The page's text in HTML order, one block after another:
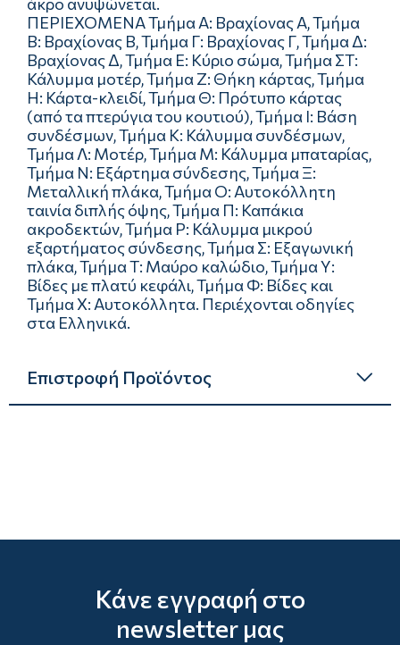
ΠΕΡΙΕΧΟΜΕΝΑ Τμήμα Α: Βραχίονας Α, Τμήμα
Β: Βραχίονας Β, Τμήμα Γ: Βραχίονας Γ, Τμήμα Δ:
Βραχίονας Δ, Τμήμα Ε: Κύριο σώμα, Τμήμα ΣΤ:
Κάλυμμα μοτέρ, Τμήμα Ζ: Θήκη κάρτας, Τμήμα
Η: Κάρτα-κλειδί, Τμήμα Θ: Πρότυπο κάρτας
(από τα πτερύγια του κουτιού), Τμήμα Ι: Βάση
συνδέσμων, Τμήμα Κ: Κάλυμμα συνδέσμων,
Τμήμα Λ: Μοτέρ, Τμήμα M: Κάλυμμα μπαταρίας,
Τμήμα Ν: Εξάρτημα σύνδεσης, Τμήμα Ξ:
Μεταλλική πλάκα, Τμήμα Ο: Αυτοκόλλητη
ταινία διπλής όψης, Τμήμα Π: Καπάκια
ακροδεκτών, Τμήμα Ρ: Κάλυμμα μικρού
εξαρτήματος σύνδεσης, Τμήμα Σ: Εξαγωνική
πλάκα, Τμήμα Τ: Μαύρο καλώδιο, Τμήμα Υ:
Βίδες με πλατύ κεφάλι, Τμήμα Φ: Βίδες και
Τμήμα Χ: Αυτοκόλλητα. Περιέχονται οδηγίες
στα Ελληνικά.
Επιστροφή Προϊόντος
Κάνε εγγραφή στο
newsletter μας